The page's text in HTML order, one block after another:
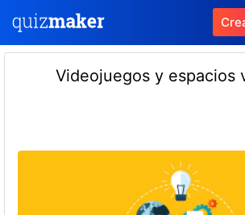
Videojuegos y espacios